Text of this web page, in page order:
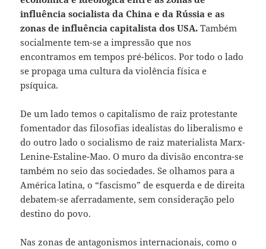
influência socialista da China e da Rússia e as
zonas de influência capitalista dos USA. Também
socialmente tem-se a impressão que nos
encontramos em tempos pré-bélicos. Por todo o lado
se propaga uma cultura da violência física e
psíquica.
De um lado temos o capitalismo de raiz protestante
fomentador das filosofias idealistas do liberalismo e
do outro lado o socialismo de raiz materialista Marx-
Lenine-Estaline-Mao. O muro da divisão encontra-se
também no seio das sociedades. Se olhamos para a
América latina, o “fascismo” de esquerda e de direita
debatem-se aferradamente, sem consideração pelo
destino do povo.
Nas zonas de antagonismos internacionais, como o